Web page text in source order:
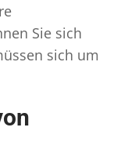
Sie sich
sich um